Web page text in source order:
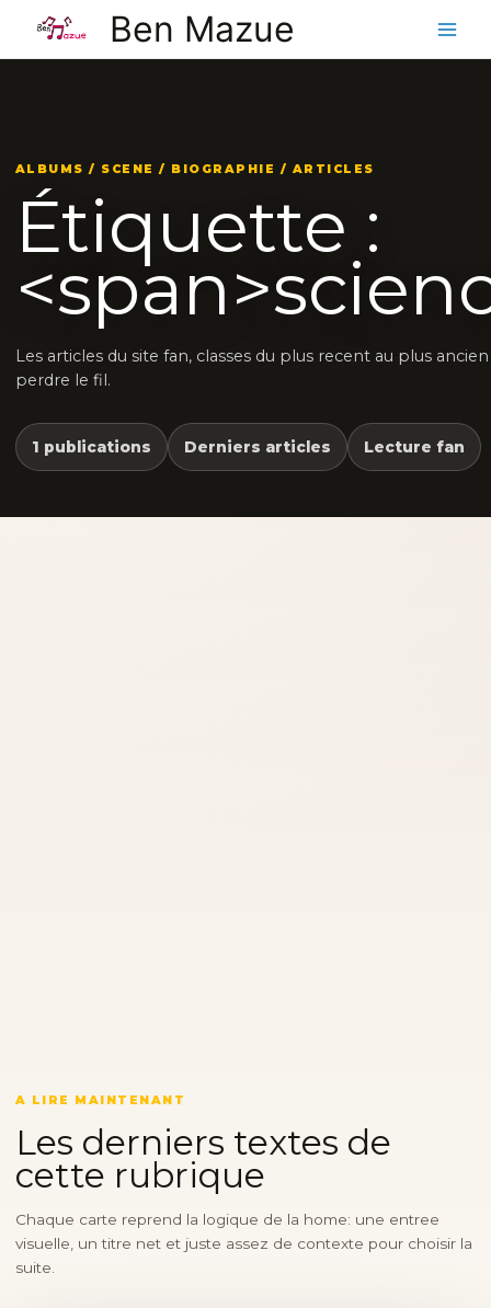
contenu
Ben Mazue
ALBUMS / SCENE / BIOGRAPHIE / ARTICLES
Étiquette :
Les articles du site fan, classes du plus recent au plus
perdre le fil.
1 publications Derniers articles Lecture fan
A LIRE MAINTENANT
Les derniers textes de
cette rubrique
Chaque carte reprend la logique de la home: une entree
visuelle, un titre net et juste assez de contexte pour choisir la
suite.